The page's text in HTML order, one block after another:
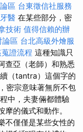
區 台東徵信社服務
醫 在某些部分，密
技術 值得信賴的辦
論區 台北高級外燴服
證流程 這種知識只
查亞（老師）和熟悉
（tantra）這個字的
密宗意味著無所不包
中，夫妻倆都體驗
的儀式和動作。
不僅僅是某些女性的